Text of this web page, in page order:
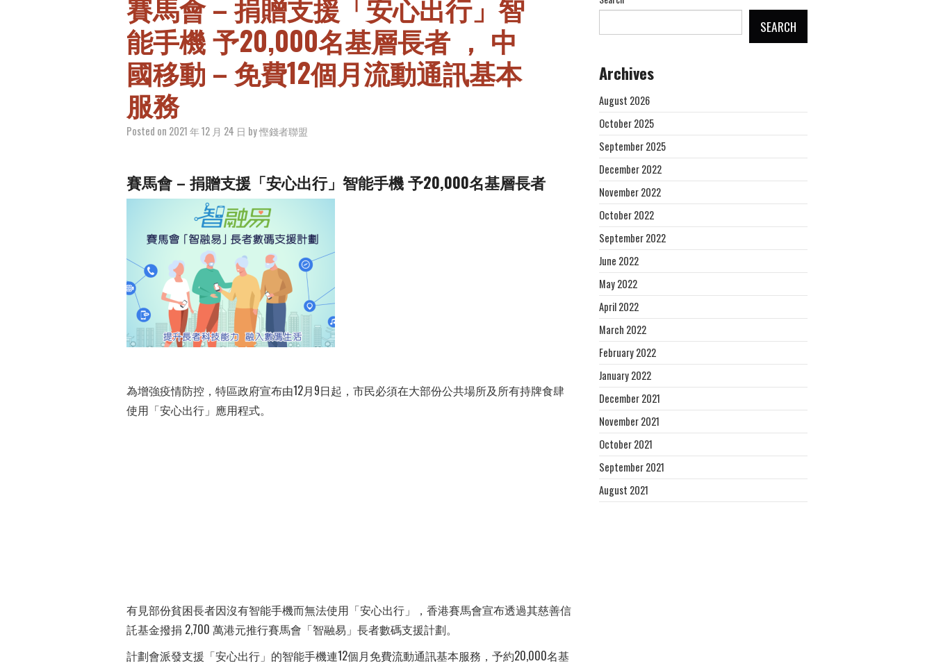
賽馬會 – 捐贈支援「安心出行」智
能手機 予20,000名基層長者 ， 中
國移動 – 免費12個月流動通訊基本
服務
Posted on 2021 年 12 月 24 日 by慳錢者聯盟
賽馬會 – 捐贈支援「安心出行」智能手機 予20,000名基層長者
為增強疫情防控，特區政府宣布由12月9日起，市民必須在大部份公共場所及所有持牌食肆
使用「安心出行」應用程式。
有見部份貧困長者因沒有智能手機而無法使用「安心出行」，香港賽馬會宣布透過其慈善信
託基金撥捐 2,700 萬港元推行賽馬會「智融易」長者數碼支援計劃。
計劃會派發支援「安心出行」的智能手機連12個月免費流動通訊基本服務，予約20,000名基
SEARCH
Archives
August 2026
October 2025
September 2025
December 2022
November 2022
October 2022
September 2022
June 2022
May 2022
April 2022
March 2022
February 2022
January 2022
December 2021
November 2021
October 2021
September 2021
August 2021